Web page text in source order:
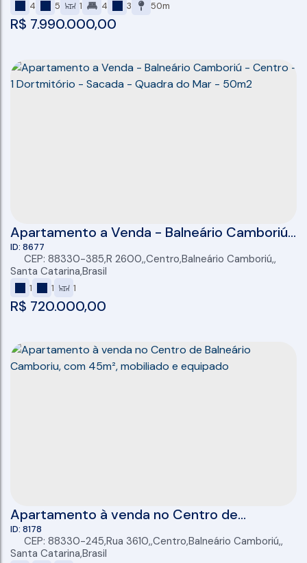
R$ 7.990.000,00
4 5 1 4 3 50m
Apartamento a Venda - Balneário Camboriú
- Centro - 1 Dortmitório - Sacada - Quadra
do Mar - 50m2
R$ 720.000,00
8677
CEP: 88330-385,R 2600 ,Centro,Balneário Camboriú ,
Santa Catarina,Brasil
1 1 1
Apartamento à venda no Centro de
Balneário Camboriu, com 45m², mobiliado e
equipado
8178
CEP: 88330-245,Rua 3610 ,Centro,Balneário Camboriú ,
Santa Catarina,Brasil